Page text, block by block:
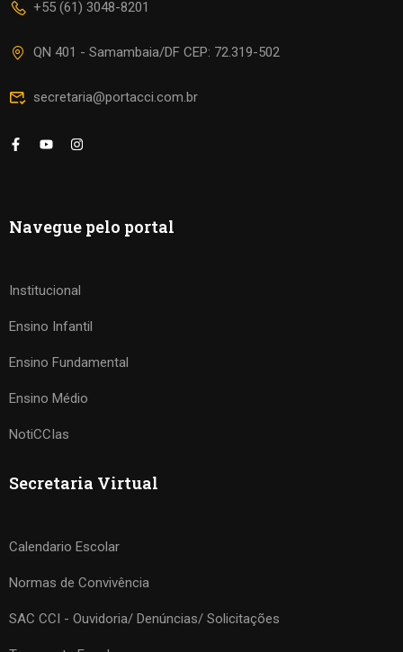
+55 (61) 3048-8201
QN 401 - Samambaia/DF CEP: 72.319-502
secretaria@portacci.com.br
Navegue pelo portal
Institucional
Ensino Infantil
Ensino Fundamental
Ensino Médio
NotiCCIas
Secretaria Virtual
Calendario Escolar
Normas de Convivência
SAC CCI - Ouvidoria/ Denúncias/ Solicitações